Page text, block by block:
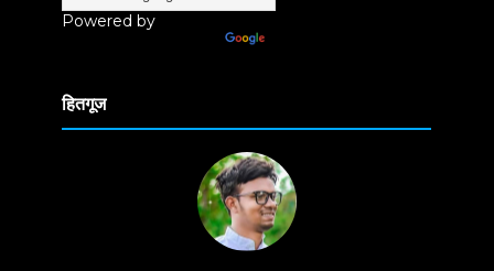
Powered by
हितगूज